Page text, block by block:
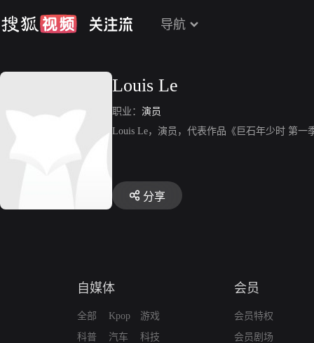
导航
Louis Le
职业： 演员
Louis Le，演员，代表作品《巨石年少时 第一
分享
自媒体
全部
科普
Kpop
汽车
游戏
科技
会员
会员特权
会员剧场